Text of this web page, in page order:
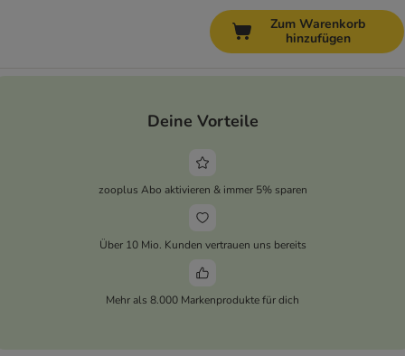
Zum Warenkorb
hinzufügen
Deine Vorteile
zooplus Abo aktivieren & immer 5% sparen
Über 10 Mio. Kunden vertrauen uns bereits
Mehr als 8.000 Markenprodukte für dich